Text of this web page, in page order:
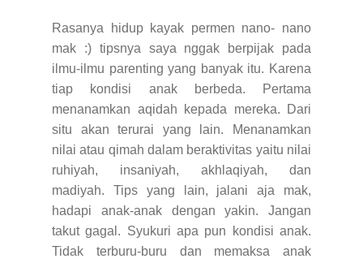
Rasanya hidup kayak permen nano- nano
mak :) tipsnya saya nggak berpijak pada
ilmu-ilmu parenting yang banyak itu. Karena
tiap kondisi anak berbeda. Pertama
menanamkan aqidah kepada mereka. Dari
situ akan terurai yang lain. Menanamkan
nilai atau qimah dalam beraktivitas yaitu nilai
ruhiyah, insaniyah, akhlaqiyah, dan
madiyah. Tips yang lain, jalani aja mak,
hadapi anak-anak dengan yakin. Jangan
takut gagal. Syukuri apa pun kondisi anak.
Tidak terburu-buru dan memaksa anak